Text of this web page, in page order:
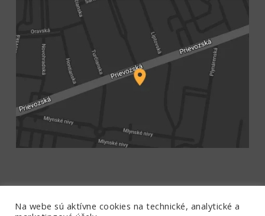
Na webe sú aktívne cookies na technické, analytické a